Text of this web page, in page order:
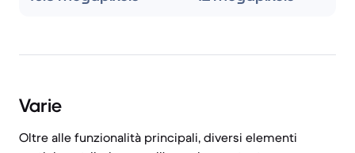
Varie
Oltre alle funzionalità principali, diversi elementi